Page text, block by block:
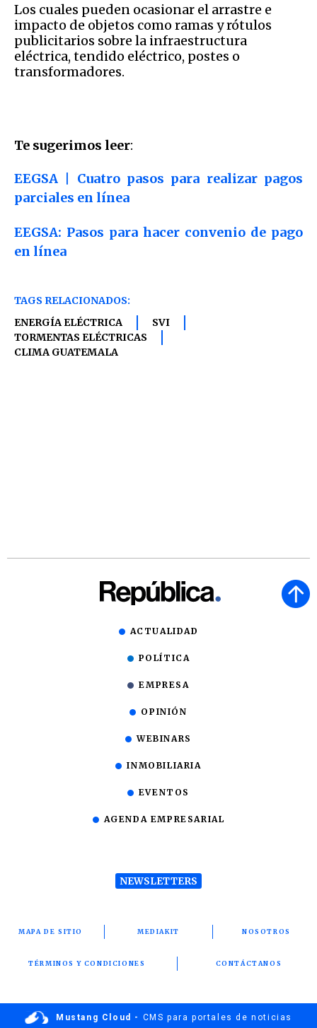
Los cuales pueden ocasionar el arrastre e
impacto de objetos como ramas y rótulos
publicitarios sobre la infraestructura
eléctrica, tendido eléctrico, postes o
transformadores.
Te sugerimos leer:
EEGSA | Cuatro pasos para realizar pagos
parciales en línea
EEGSA: Pasos para hacer convenio de pago
en línea
TAGS RELACIONADOS:
ENERGÍA ELÉCTRICA
SVI
TORMENTAS ELÉCTRICAS
CLIMA GUATEMALA
ACTUALIDAD
POLÍTICA
EMPRESA
OPINIÓN
WEBINARS
INMOBILIARIA
EVENTOS
AGENDA EMPRESARIAL
NEWSLETTERS
MAPA DE SITIO MEDIAKIT NOSOTROS
TÉRMINOS Y CONDICIONES CONTÁCTANOS
Mustang Cloud - CMS para portales de noticias